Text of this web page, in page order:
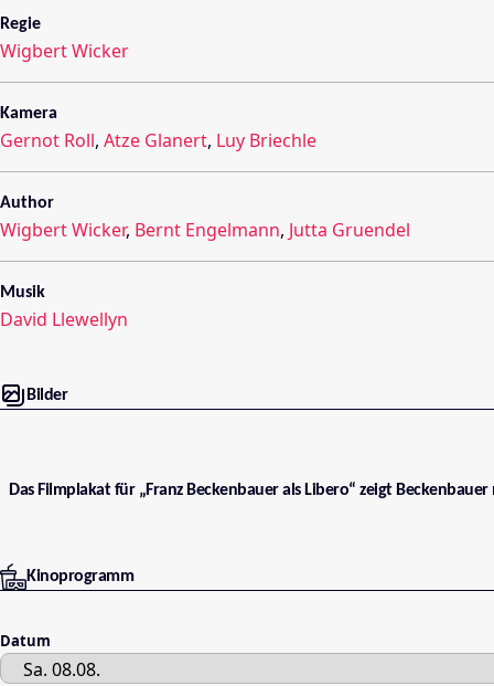
Regie
Wigbert Wicker
Kamera
Gernot Roll, Atze Glanert, Luy Briechle
Author
Wigbert Wicker, Bernt Engelmann, Jutta Gruendel
Musik
David Llewellyn
Bilder
Das Filmplakat für „Franz Beckenbauer als Libero“ zeigt
Kinoprogramm
Datum